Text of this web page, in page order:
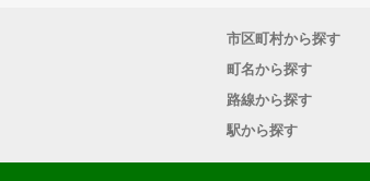
市区町村から探す
町名から探す
路線から探す
駅から探す